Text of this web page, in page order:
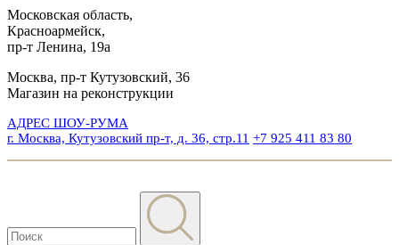
Московская область,
Красноармейск,
пр-т Ленина, 19а
Москва, пр-т Кутузовский, 36
Магазин на реконструкции
АДРЕС ШОУ-РУМА
г. Москва, Кутузовский пр-т, д. 36, стр.11 +7 925 411 83 80